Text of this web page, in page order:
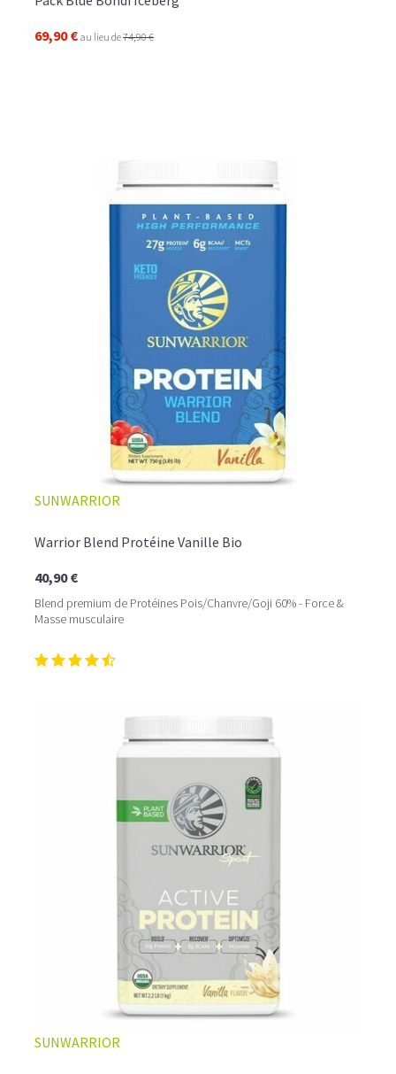
69,90 € au lieu de74,90 €
SUNWARRIOR
Warrior Blend Protéine Vanille Bio
40,90 €
Blend premium de Protéines Pois/Chanvre/Goji 60% - Force &
Masse musculaire
SUNWARRIOR